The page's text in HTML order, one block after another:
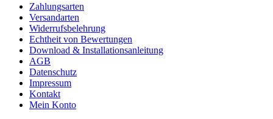
Zahlungsarten
Versandarten
Widerrufsbelehrung
Echtheit von Bewertungen
Download & Installationsanleitung
AGB
Datenschutz
Impressum
Kontakt
Mein Konto